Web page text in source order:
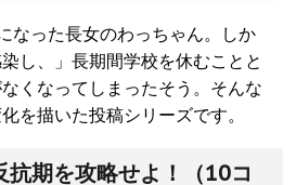
なった長女のわっちゃん。しか
し、」長期間学校を休むことと
くなってしまったそう。そんな
を描いた投稿シリーズです。
期を攻略せよ！（10コ